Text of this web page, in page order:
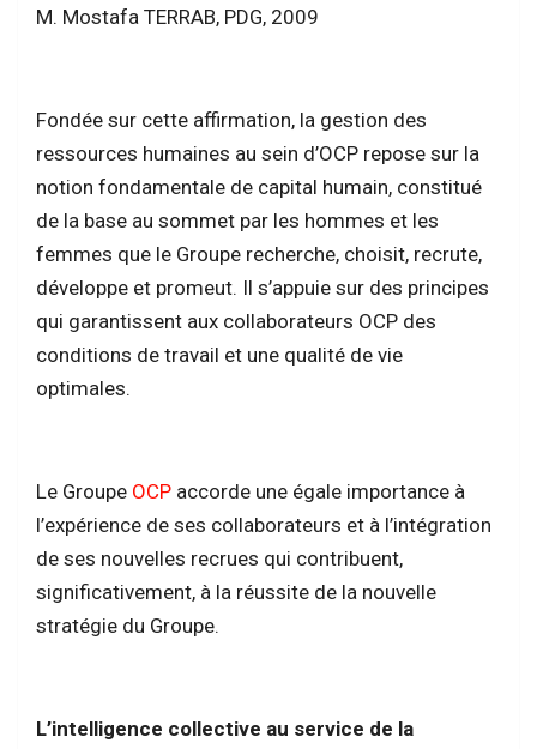
M. Mostafa TERRAB, PDG, 2009
Fondée sur cette affirmation, la gestion des
ressources humaines au sein d’OCP repose sur la
notion fondamentale de capital humain, constitué
de la base au sommet par les hommes et les
femmes que le Groupe recherche, choisit, recrute,
développe et promeut. Il s’appuie sur des principes
qui garantissent aux collaborateurs OCP des
conditions de travail et une qualité de vie
optimales.
Le Groupe OCP accorde une égale importance à
l’expérience de ses collaborateurs et à l’intégration
de ses nouvelles recrues qui contribuent,
significativement, à la réussite de la nouvelle
stratégie du Groupe.
L’intelligence collective au service de la